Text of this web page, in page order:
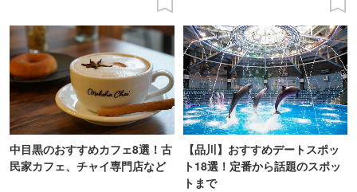
中目黒のおすすめカフェ8選！古
民家カフェ、チャイ専門店など
【品川】おすすめデートスポッ
ト18選！定番から話題のスポッ
トまで